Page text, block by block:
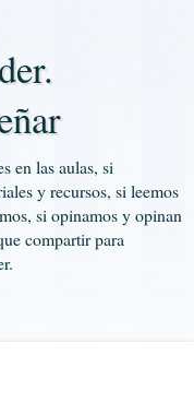
en las aulas, si
y recursos, si leemos
si opinamos y opinan
compartir para